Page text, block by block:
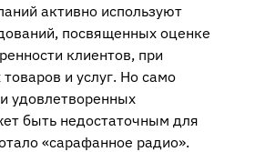
активно используют
посвященных оценке
клиентов, при
и услуг. Но само
удовлетворенных
быть недостаточным для
«сарафанное радио».